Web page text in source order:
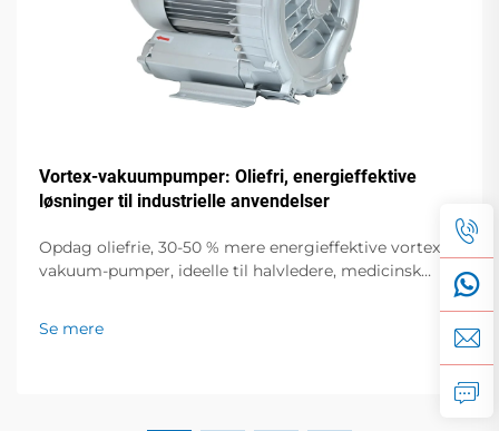
Vortex-vakuumpumper: Oliefri, energieffektive
løsninger til industrielle anvendelser
Opdag oliefrie, 30-50 % mere energieffektive vortex-
vakuum-pumper, ideelle til halvledere, medicinsk
Se mere